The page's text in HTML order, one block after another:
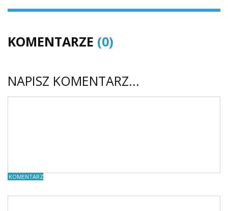
KOMENTARZE (0)
NAPISZ KOMENTARZ...
KOMENTARZE